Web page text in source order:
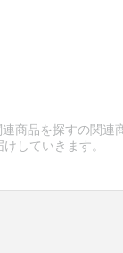
商品を探すの関
していきます。